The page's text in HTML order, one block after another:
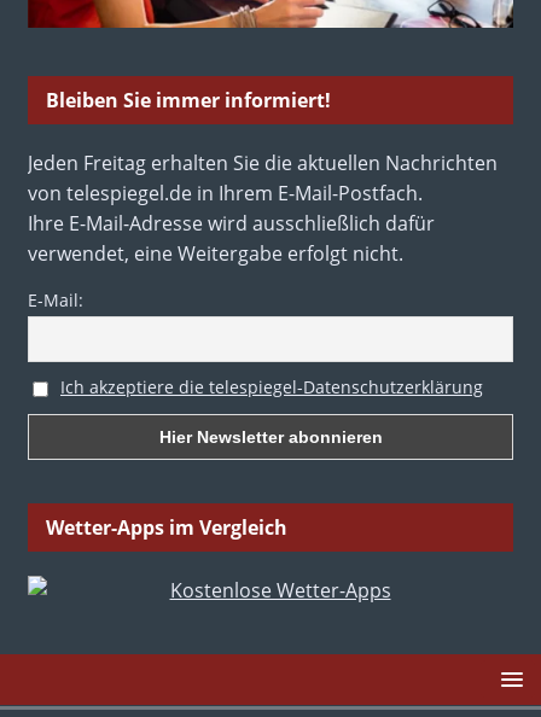
Bleiben Sie immer informiert!
Jeden Freitag erhalten Sie die aktuellen Nachrichten
von telespiegel.de in Ihrem E-Mail-Postfach.
Ihre E-Mail-Adresse wird ausschließlich dafür
verwendet, eine Weitergabe erfolgt nicht.
E-Mail:
Ich akzeptiere die telespiegel-Datenschutzerklärung
Wetter-Apps im Vergleich